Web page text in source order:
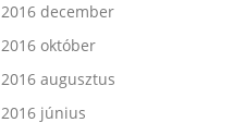
2016 december
2016 október
2016 augusztus
2016 június